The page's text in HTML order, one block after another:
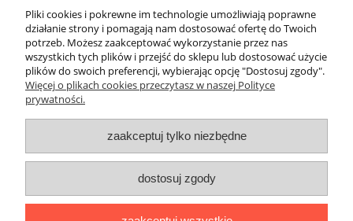
Pomoc
Dostawa
Gwarancja i zwroty
O firmie
Pliki cookies i pokrewne im technologie umożliwiają poprawne
działanie strony i pomagają nam dostosować ofertę do Twoich
potrzeb. Możesz zaakceptować wykorzystanie przez nas
wszystkich tych plików i przejść do sklepu lub dostosować użycie
plików do swoich preferencji, wybierając opcję "Dostosuj zgody".
Więcej o plikach cookies przeczytasz w naszej Polityce
prywatności.
zaakceptuj tylko niezbędne
dostosuj zgody